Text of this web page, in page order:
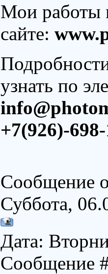
Мои работы
сайте:
узнать по
+7(926)-
Сообщение
Суббота,
Дата:
Сообщение